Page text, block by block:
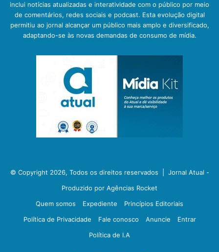
inclui notícias atualizadas e interatividade com o público por meio
de comentários, redes sociais e podcast. Esta evolução digital
permitiu ao jornal alcançar um público mais amplo e diversificado,
adaptando-se às novas demandas de consumo de mídia.
© Copyright 2026, Todos os direitos reservados | Jornal Atual -
Produzido por Agências Rocket
Quem somos
Expediente
Princípios Editoriais
Política de Privacidade
Fale conosco Anuncie
Entrar
Política de I.A